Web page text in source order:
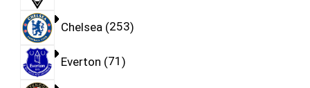
Chelsea 253
Everton 71